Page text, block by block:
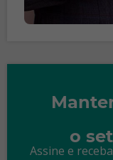
o
Assine e